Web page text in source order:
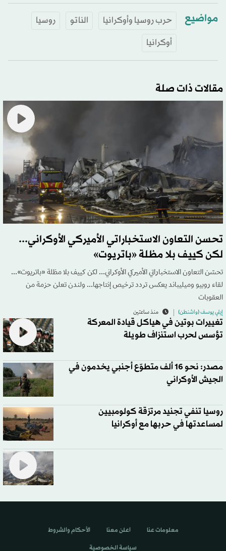
مواضيع حرب روسيا وأوكرانيا الناتو
روسيا
أوكرانيا
مقالات ذات صلة
تحسن التعاون الاستخباراتي الأميركي الأوكراني...
لكن كييف بلا مظلة «باتريوت»
تحسّن التعاون الاستخباراتي الأميركي الأوكراني... لكن كييف بلا مظلة «باتريوت»...
لقاء روبيو وميليباند يعكس تردد ترخيص إنتاجها... ولندن تعلن حزمة من
العقوبات
إيلي يوسف (واشنطن) منذ ساعتين
تغييرات بوتين في هياكل قيادة المعركة
تؤسس لحرب استنزاف طويلة
مصدر: نحو 16 ألف متطوّع أجنبي يخدمون في
الجيش الأوكراني
روسيا تنفي تجنيد مرتزقة كولومبيين
لمساعدتها في حربها مع أوكرانيا
معلومات عنا اعلن معنا الأحكام والشروط
سياسة الخصوصية